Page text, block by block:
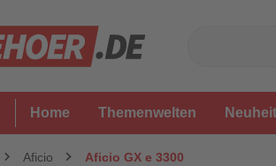
Home Themenwelten
Aficio Aficio GX e 3300